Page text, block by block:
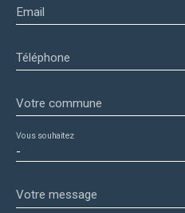
Email
Téléphone
Votre commune
-
Vous souhaitez
Votre message